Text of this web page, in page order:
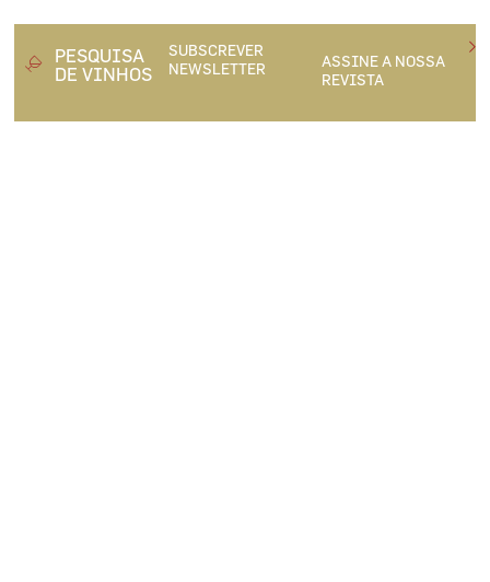
PESQUISA
DE VINHOS
SUBSCREVER
NEWSLETTER
ASSINE A NOSSA
REVISTA